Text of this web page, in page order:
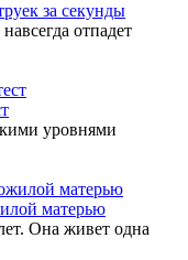
за секунды
отпадет
уровнями
матерью
Она живет одна